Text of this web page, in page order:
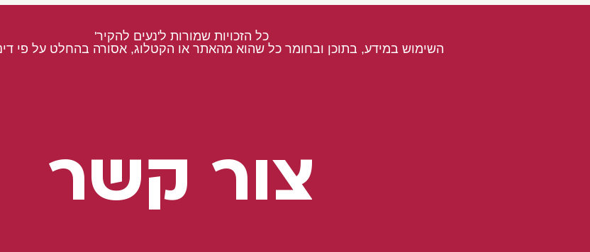
כל הזכויות שמורות ל'נעים להקיר'
השימוש במידע, בתוכן ובחומר כל שהוא מהאתר או הקטלוג, אסורה בהחלט על פי
צור קשר